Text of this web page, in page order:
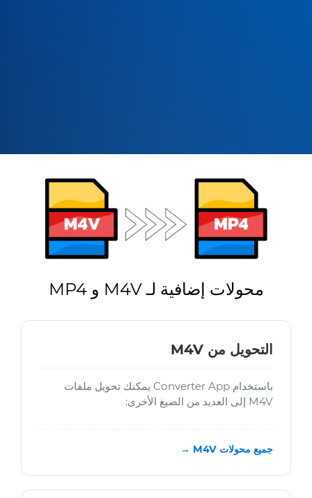
محولات إضافية لـ M4V و MP4
التحويل من M4V
باستخدام Converter App يمكنك تحويل ملفات
M4V إلى العديد من الصيغ الأخرى:
جميع محولات M4V →